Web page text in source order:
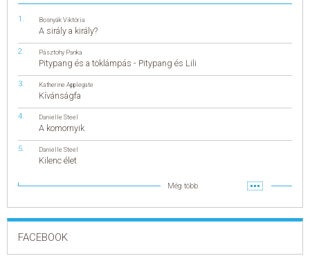
Bosnyák Viktória
A sirály a király?
Pásztohy Panka
Pitypang és a töklámpás - Pitypang és Lili
Katherine Applegate
Kívánságfa
Danielle Steel
A komornyik
Danielle Steel
Kilenc élet
Még több
FACEBOOK